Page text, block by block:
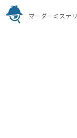
マーダーミステ